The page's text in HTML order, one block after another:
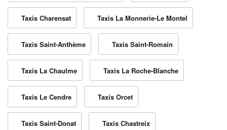
Taxis Charensat Taxis La Monnerie-Le Montel
Taxis Saint-Anthème Taxis Saint-Romain
Taxis La Chaulme Taxis La Roche-Blanche
Taxis Le Cendre Taxis Orcet
Taxis Saint-Donat Taxis Chastreix